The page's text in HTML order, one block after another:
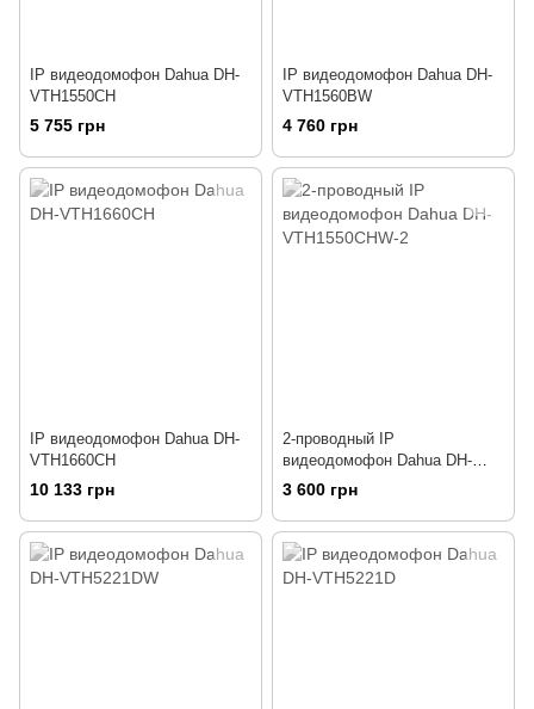
IP видеодомофон Dahua DH-
VTH1550CH
5 755 грн
IP видеодомофон Dahua DH-
VTH1560BW
4 760 грн
IP видеодомофон Dahua DH-
VTH1660CH
10 133 грн
2-проводный IP
видеодомофон Dahua DH-
VTH1550CHW-2
3 600 грн